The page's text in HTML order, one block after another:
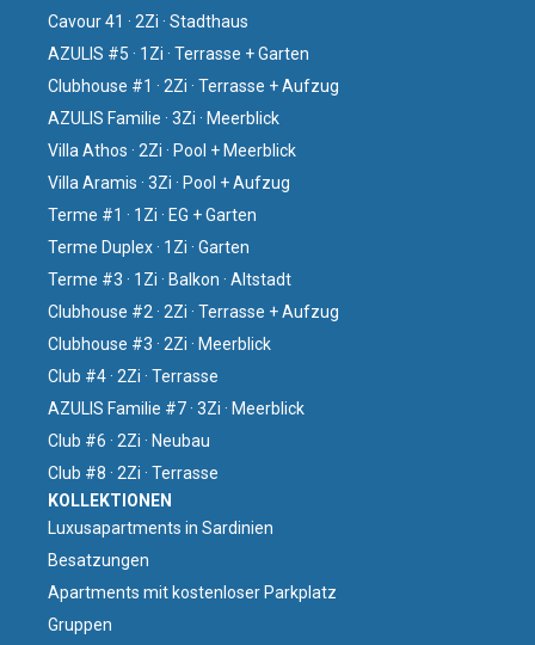
Cavour 41 · 2Zi · Stadthaus
AZULIS #5 · 1Zi · Terrasse + Garten
Clubhouse #1 · 2Zi · Terrasse + Aufzug
AZULIS Familie · 3Zi · Meerblick
Villa Athos · 2Zi · Pool + Meerblick
Villa Aramis · 3Zi · Pool + Aufzug
Terme #1 · 1Zi · EG + Garten
Terme Duplex · 1Zi · Garten
Terme #3 · 1Zi · Balkon · Altstadt
Clubhouse #2 · 2Zi · Terrasse + Aufzug
Clubhouse #3 · 2Zi · Meerblick
Club #4 · 2Zi · Terrasse
AZULIS Familie #7 · 3Zi · Meerblick
Club #6 · 2Zi · Neubau
Club #8 · 2Zi · Terrasse
KOLLEKTIONEN
Luxusapartments in Sardinien
Besatzungen
Apartments mit kostenloser Parkplatz
Gruppen